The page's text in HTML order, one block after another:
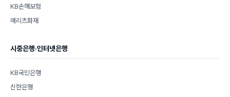
KB손해보험
메리츠화재
시중은행·인터넷은행
KB국민은행
신한은행